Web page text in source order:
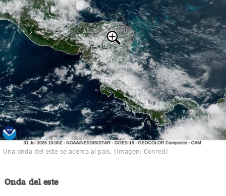
Una onda del este se acerca al país. (Imagen: Conred)
Onda del este